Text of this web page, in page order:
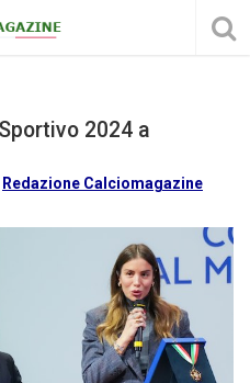
2024 a
Redazione Calciomagazine